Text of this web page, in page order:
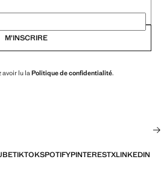
M’INSCRIRE
avoir lu la Politique de confidentialité.
TIKTOKSPOTIFYPINTERESTXLINKEDIN